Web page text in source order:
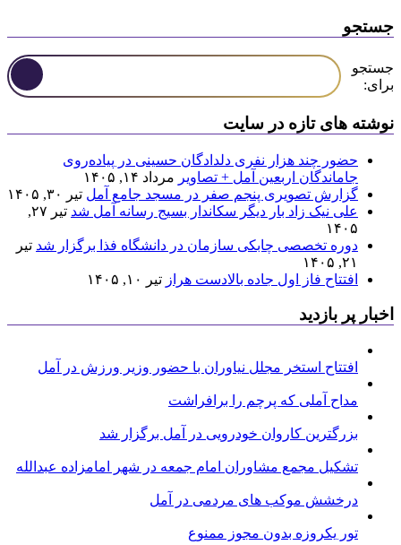
جستجو
جستجو
برای:
نوشته های تازه در سایت
حضور چند هزار نفری دلدادگان حسینی در پیاده‌روی
جاماندگان اربعین آمل + تصاویر مرداد ۱۴, ۱۴۰۵
گزارش تصویری پنجم صفر در مسجد جامع آمل تیر ۳۰, ۱۴۰۵
علی نیک زاد بار دیگر سکاندار بسیج رسانه آمل شد
تیر ۲۷,
۱۴۰۵
دوره تخصصی چابکی سازمان در دانشگاه فذا برگزار شد تیر
۲۱, ۱۴۰۵
افتتاح فاز اول جاده بالادست هراز تیر ۱۰, ۱۴۰۵
اخبار پر بازدید
افتتاح استخر مجلل نیاوران با حضور وزیر ورزش در آمل
مداح آملی که پرچم را برافراشت
بزرگترین کاروان خودرویی در آمل برگزار شد
تشکیل مجمع مشاوران امام جمعه در شهر امامزاده عبدالله
درخشش موکب های مردمی در آمل
تور یکروزه بدون مجوز ممنوع